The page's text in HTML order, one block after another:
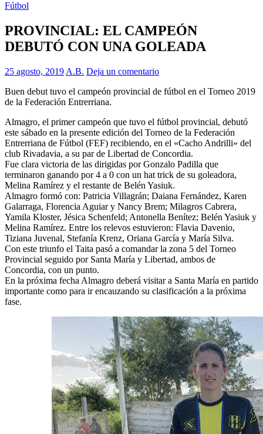
Fútbol
PROVINCIAL: EL CAMPEÓN
DEBUTÓ CON UNA GOLEADA
25 agosto, 2019 A.B. Deja un comentario
Buen debut tuvo el campeón provincial de fútbol en el Torneo 2019
de la Federación Entrerriana.
Almagro, el primer campeón que tuvo el fútbol provincial, debutó
este sábado en la presente edición del Torneo de la Federación
Entrerriana de Fútbol (FEF) recibiendo, en el «Cacho Andrilli» del
club Rivadavia, a su par de Libertad de Concordia.
Fue clara victoria de las dirigidas por Gonzalo Padilla que
terminaron ganando por 4 a 0 con un hat trick de su goleadora,
Melina Ramírez y el restante de Belén Yasiuk.
Almagro formó con: Patricia Villagrán; Daiana Fernández, Karen
Galarraga, Florencia Aguiar y Nancy Brem; Milagros Cabrera,
Yamila Kloster, Jésica Schenfeld; Antonella Benítez; Belén Yasiuk y
Melina Ramírez. Entre los relevos estuvieron: Flavia Davenio,
Tiziana Juvenal, Stefanía Krenz, Oriana García y María Silva.
Con este triunfo el Taita pasó a comandar la zona 5 del Torneo
Provincial seguido por Santa María y Libertad, ambos de
Concordia, con un punto.
En la próxima fecha Almagro deberá visitar a Santa María en partido
importante como para ir encauzando su clasificación a la próxima
fase.